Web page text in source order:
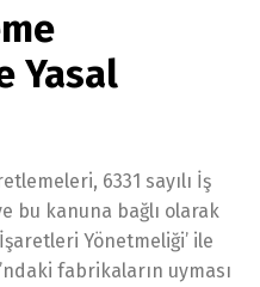
Yasal
6331 sayılı İş
bu kanuna bağlı olarak
Yönetmeliği’ ile
fabrikaların uyması